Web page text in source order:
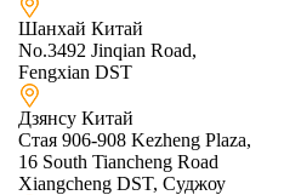
Шанхай Китай
No.3492 Jinqian Road,
Fengxian DST
Дзянсу Китай
Стая 906-908 Kezheng Plaza,
16 South Tiancheng Road
Xiangcheng DST, Суджоу